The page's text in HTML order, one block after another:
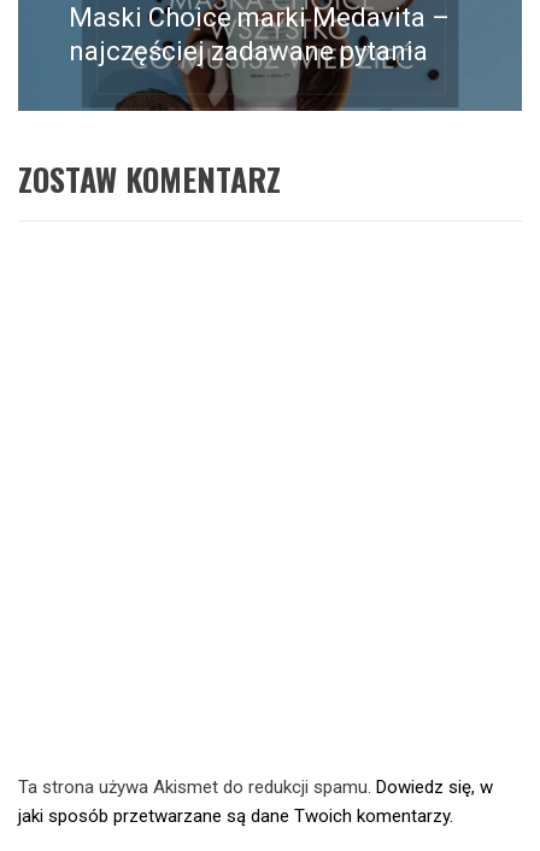
Następny
post:
Maski Choice marki Medavita –
najczęściej zadawane pytania
ZOSTAW KOMENTARZ
Ta strona używa Akismet do redukcji spamu. Dowiedz się, w
jaki sposób przetwarzane są dane Twoich komentarzy.